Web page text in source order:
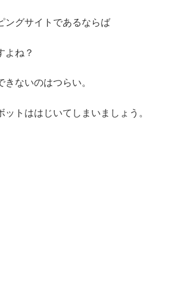
ングサイトであるならば
よね？
ないのはつらい。
トははじいてしまいましょう。